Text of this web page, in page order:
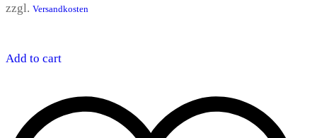
zzgl. Versandkosten
Add to cart